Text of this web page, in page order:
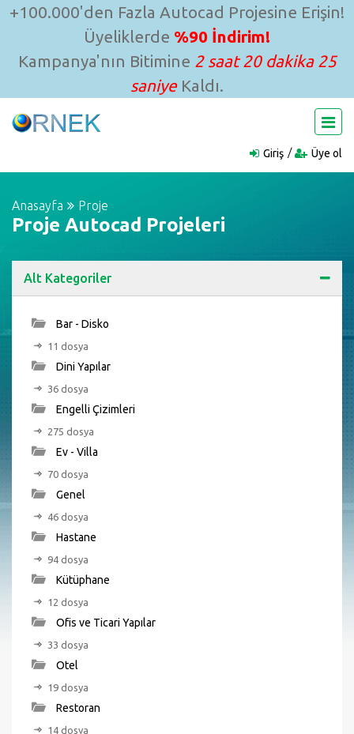
+100.000'den Fazla Autocad Projesine Erişin!
Üyeliklerde %90 İndirim!
Kampanya'nın Bitimine 2 saat 20 dakika 24
saniyeKaldı.
Giriş Üye ol
Anasayfa Proje
Proje Autocad Projeleri
Alt Kategoriler
Bar - Disko
11 dosya
Dini Yapılar
36 dosya
Engelli Çizimleri
275 dosya
Ev - Villa
70 dosya
Genel
46 dosya
Hastane
94 dosya
Kütüphane
12 dosya
Ofis ve Ticari Yapılar
33 dosya
Otel
19 dosya
Restoran
14 dosya